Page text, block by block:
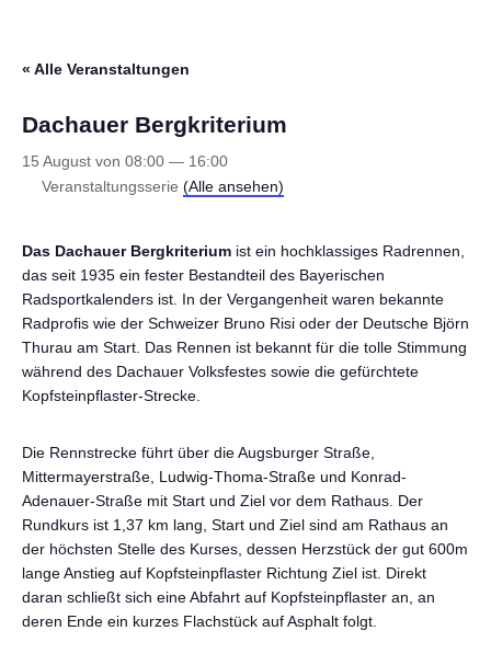
« Alle Veranstaltungen
Dachauer Bergkriterium
15 August von 08:00 — 16:00
Veranstaltungsserie (Alle ansehen)
Das Dachauer Bergkriterium ist ein hochklassiges Radrennen,
das seit 1935 ein fester Bestandteil des Bayerischen
Radsportkalenders ist. In der Vergangenheit waren bekannte
Radprofis wie der Schweizer Bruno Risi oder der Deutsche Björn
Thurau am Start. Das Rennen ist bekannt für die tolle Stimmung
während des Dachauer Volksfestes sowie die gefürchtete
Kopfsteinpflaster-Strecke.
Die Rennstrecke führt über die Augsburger Straße,
Mittermayerstraße, Ludwig-Thoma-Straße und Konrad-
Adenauer-Straße mit Start und Ziel vor dem Rathaus. Der
Rundkurs ist 1,37 km lang, Start und Ziel sind am Rathaus an
der höchsten Stelle des Kurses, dessen Herzstück der gut 600m
lange Anstieg auf Kopfsteinpflaster Richtung Ziel ist. Direkt
daran schließt sich eine Abfahrt auf Kopfsteinpflaster an, an
deren Ende ein kurzes Flachstück auf Asphalt folgt.